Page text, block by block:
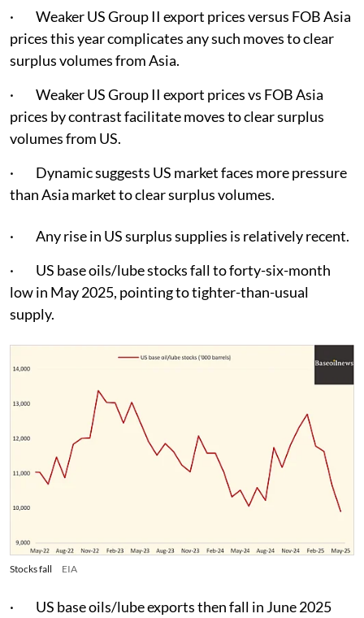
· Weaker US Group II export prices versus FOB Asia
prices this year complicates any such moves to clear
surplus volumes from Asia.
· Weaker US Group II export prices vs FOB Asia
prices by contrast facilitate moves to clear surplus
volumes from US.
· Dynamic suggests US market faces more pressure
than Asia market to clear surplus volumes.
· Any rise in US surplus supplies is relatively recent.
· US base oils/lube stocks fall to forty-six-month
low in May 2025, pointing to tighter-than-usual
supply.
Stocks fall EIA
· US base oils/lube exports then fall in June 2025